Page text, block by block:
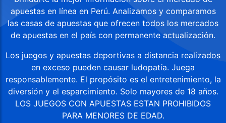
apuestas en línea en Perú. Analizamos y comparamos
las casas de apuestas que ofrecen todos los mercados
de apuestas en el país con permanente actualización.
Los juegos y apuestas deportivas a distancia realizados
en exceso pueden causar ludopatía. Juega
responsablemente. El propósito es el entretenimiento, la
diversión y el esparcimiento. Solo mayores de 18 años.
LOS JUEGOS CON APUESTAS ESTAN PROHIBIDOS
PARA MENORES DE EDAD.